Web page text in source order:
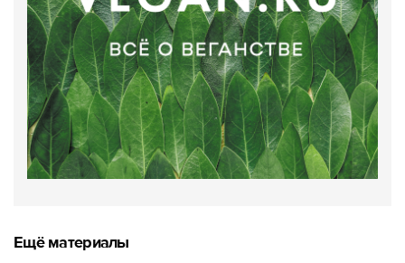
Ещё материалы